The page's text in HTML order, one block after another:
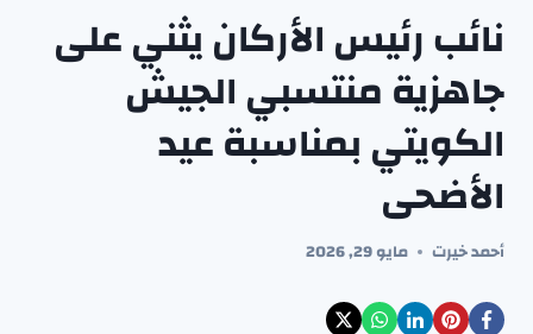
نائب رئيس الأركان يثني على
جاهزية منتسبي الجيش
الكويتي بمناسبة عيد
الأضحى
أحمد خيرت مايو 29, 2026